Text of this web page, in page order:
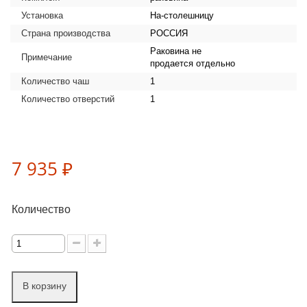
Установка
На-столешницу
Страна производства
РОССИЯ
Примечание
Раковина не
продается отдельно
Количество чаш
1
Количество отверстий
1
7 935 ₽
Количество
В корзину